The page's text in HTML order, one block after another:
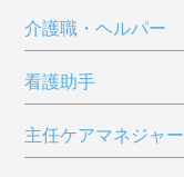
介護職・ヘルパー
看護助手
主任ケアマネジャー